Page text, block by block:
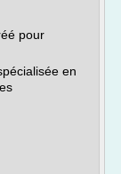
pour
en